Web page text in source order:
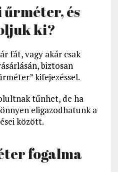
űrméter, és
ki?
fát, vagy akár csak
biztosan
kifejezéssel.
tűnhet, de ha
eligazodhatunk a
között.
fogalma